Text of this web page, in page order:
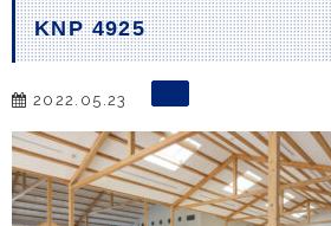
KNP 4925
2022.05.23